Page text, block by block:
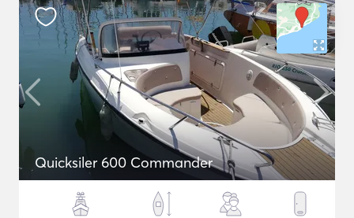
Quicksiler 600 Commander